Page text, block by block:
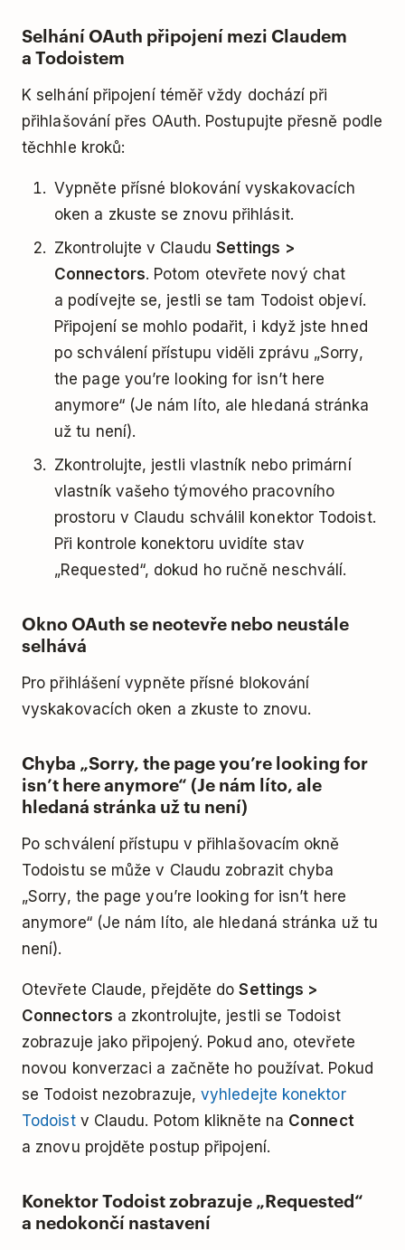
Selhání OAuth připojení mezi Claudem
a Todoistem
K selhání připojení téměř vždy dochází při
přihlašování přes OAuth. Postupujte přesně podle
těchhle kroků:
Vypněte přísné blokování vyskakovacích
oken a zkuste se znovu přihlásit.
Zkontrolujte v Claudu Settings >
Connectors. Potom otevřete nový chat
a podívejte se, jestli se tam Todoist objeví.
Připojení se mohlo podařit, i když jste hned
po schválení přístupu viděli zprávu „Sorry,
the page you’re looking for isn’t here
anymore“ (Je nám líto, ale hledaná stránka
už tu není).
Zkontrolujte, jestli vlastník nebo primární
vlastník vašeho týmového pracovního
prostoru v Claudu schválil konektor Todoist.
Při kontrole konektoru uvidíte stav
„Requested“, dokud ho ručně neschválí.
Okno OAuth se neotevře nebo neustále
selhává
Pro přihlášení vypněte přísné blokování
vyskakovacích oken a zkuste to znovu.
Chyba „Sorry, the page you’re looking for
isn’t here anymore“ (Je nám líto, ale
hledaná stránka už tu není)
Po schválení přístupu v přihlašovacím okně
Todoistu se může v Claudu zobrazit chyba
„Sorry, the page you’re looking for isn’t here
anymore“ (Je nám líto, ale hledaná stránka už tu
není).
Otevřete Claude, přejděte doSettings >
Connectors a zkontrolujte, jestli se Todoist
zobrazuje jako připojený. Pokud ano, otevřete
novou konverzaci a začněte ho používat. Pokud
se Todoist nezobrazuje,vyhledejte konektor
Todoistv Claudu. Potom klikněte na Connect
a znovu projděte postup připojení.
Konektor Todoist zobrazuje „Requested“
a nedokončí nastavení